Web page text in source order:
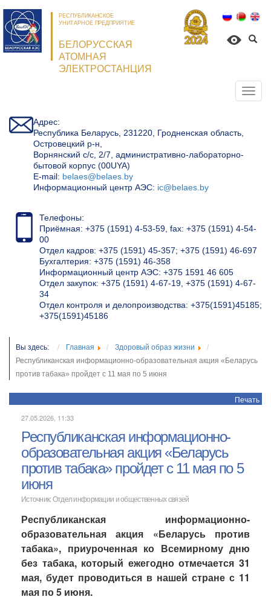
РЕСПУБЛИКАНСКОЕ
УНИТАРНОЕ ПРЕДПРИЯТИЕ
БЕЛОРУССКАЯ
АТОМНАЯ
ЭЛЕКТРОСТАНЦИЯ
Адрес:
Республика Беларусь, 231220, Гродненская область,
Островецкий р-н,
Ворнянский с/с, 2/7, административно-лабораторно-
бытовой корпус (00UYA)
Е-mail: belaes@belaes.by
Информационный центр АЭС: ic@belaes.by
Телефоны:
Приёмная: +375 (1591) 4-53-59, fax: +375 (1591) 4-54-
00
Отдел кадров: +375 (1591) 45-357; +375 (1591) 46-697
Бухгалтерия: +375 (1591) 46-358
Информационный центр АЭС: +375 1591 46 605
Отдел закупок: +375 (1591) 4-67-19, +375 (1591) 4-67-
34
Отдел контроля и делопроизводства: +375(1591)45185;
+375(1591)45186
Вы здесь: Главная
Здоровый образ жизни
Республиканская информационно-образовательная акция «Беларусь
против табака» пройдет с 11 мая по 5 июня
Печать
27.05.2026, 11:33
Республиканская информационно-
образовательная акция «Беларусь
против табака» пройдет с 11 мая по 5
июня
Источник: Отдел информации и общественных связей
Республиканская информационно-
образовательнаяакция «Беларусь против
табака», приуроченная ко Всемирному дню
без табака, который ежегодно отмечается 31
мая, будет проводиться в нашей стране с 11
мая по 5 июня.